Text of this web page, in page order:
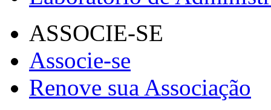
ASSOCIE-SE
Associe-se
Renove sua Associação